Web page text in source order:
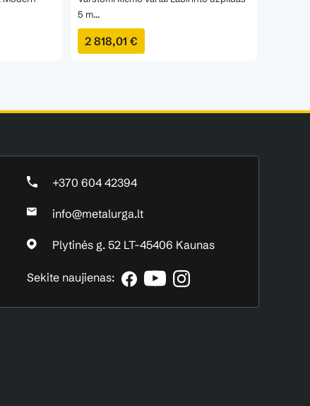
5 m...
2 818,01 €
+370 604 42394
info@metalurga.lt
Plytinės g. 52 LT-45406 Kaunas
Sekite naujienas: